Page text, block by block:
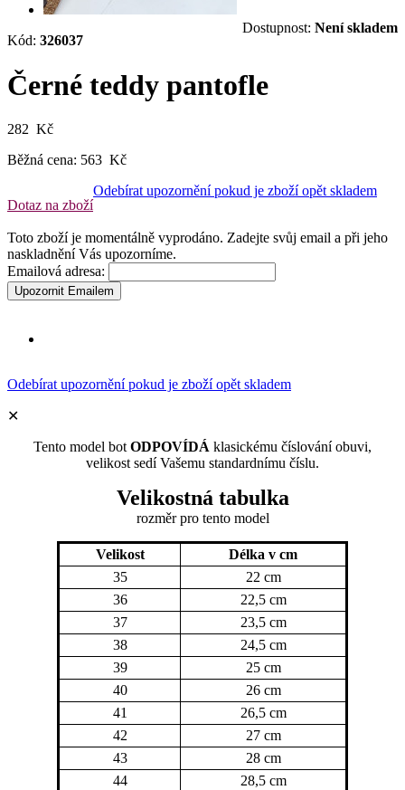
Kód: 326037
Dostupnost: Není skladem
Černé teddy pantofle
282 Kč
Běžná cena: 563 Kč
Dotaz na zboží
Odebírat upozornění pokud je zboží opět skladem
Toto zboží je momentálně vyprodáno. Zadejte svůj email a při jeho
naskladnění Vás upozorníme.
Emailová adresa:
Upozornit Emailem
Odebírat upozornění pokud je zboží opět skladem
✕
Tento model bot ODPOVÍDÁ klasickému číslování obuvi,
velikost sedí Vašemu standardnímu číslu.
Velikostná tabulka
rozměrpro tento model
Velikost
Délka v cm
35
22 cm
36
22,5 cm
37
23,5 cm
38
24,5 cm
39
25 cm
40
26 cm
41
26,5 cm
42
27 cm
43
28 cm
44
28,5 cm